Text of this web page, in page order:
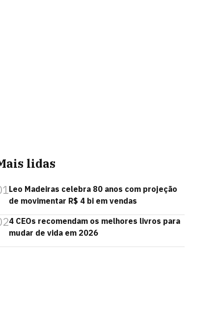
lidas
Leo Madeiras celebra 80 anos com projeção
de movimentar R$ 4 bi em vendas
4 CEOs recomendam os melhores livros para
mudar de vida em 2026